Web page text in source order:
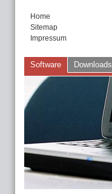
Home
Sitemap
Impressum
Software Downloads